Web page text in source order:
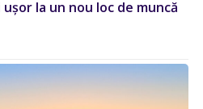
la un nou loc de muncă